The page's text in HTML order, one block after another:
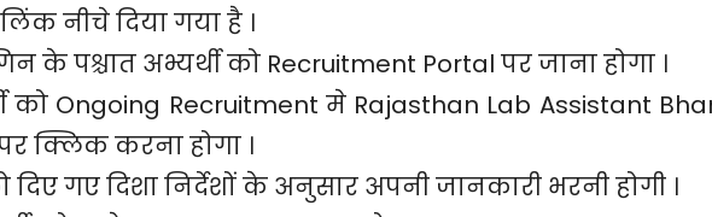
नीचे दिया गया है ।
के पश्चात अभ्यर्थी को Recruitment Portal पर जाना होगा ।
को Ongoing Recruitment मे Rajasthan Lab Assistant
क्लिक करना होगा ।
दिए गए दिशा निर्देशों के अनुसार अपनी जानकारी भरनी होगी ।